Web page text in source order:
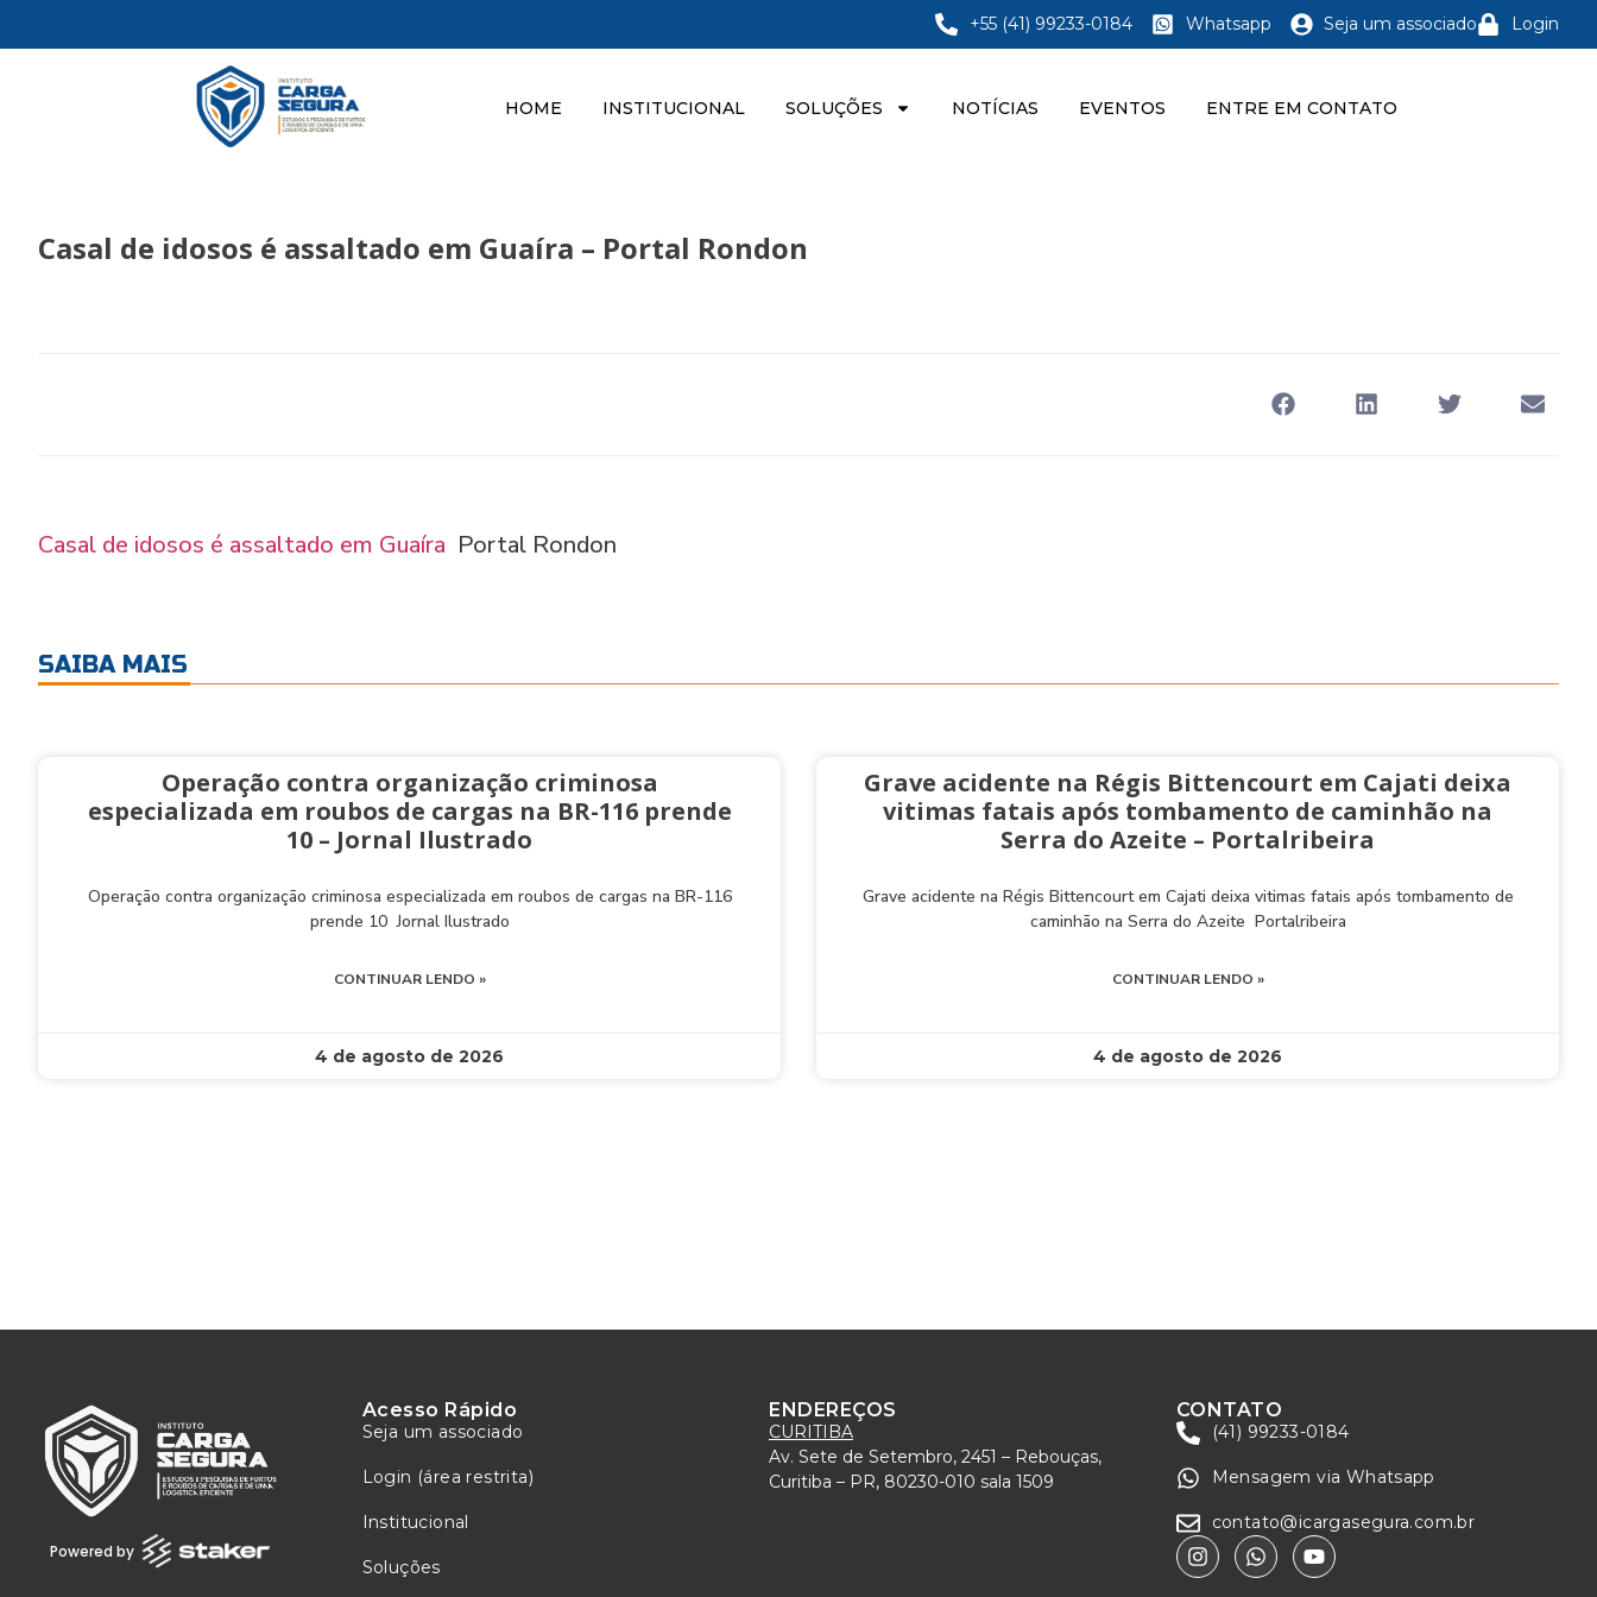
+55 (41) 99233-0184 Whatsapp Seja um associado Login
HOME INSTITUCIONAL SOLUÇÕES NOTÍCIAS EVENTOS ENTRE EM CONTATO
Casal de idosos é assaltado em Guaíra – Portal Rondon
Casal de idosos é assaltado em Guaíra Portal Rondon
SAIBA MAIS
Operação contra organização criminosa
especializada em roubos de cargas na BR-116 prende
10 – Jornal Ilustrado
Operação contra organização criminosa especializada em roubos de cargas na BR-116
prende 10 Jornal Ilustrado
CONTINUAR LENDO »
4 de agosto de 2026
Grave acidente na Régis Bittencourt em Cajati deixa
vitimas fatais após tombamento de caminhão na
Serra do Azeite – Portalribeira
Grave acidente na Régis Bittencourt em Cajati deixa vitimas fatais após tombamento de
caminhão na Serra do Azeite Portalribeira
CONTINUAR LENDO »
4 de agosto de 2026
Powered by
Acesso Rápido
Seja um associado
Login (área restrita)
Institucional
Soluções
ENDEREÇOS
CURITIBA
Av. Sete de Setembro, 2451 – Rebouças,
Curitiba – PR, 80230-010 sala 1509
CONTATO
(41) 99233-0184
Mensagem via Whatsapp
contato@icargasegura.com.br